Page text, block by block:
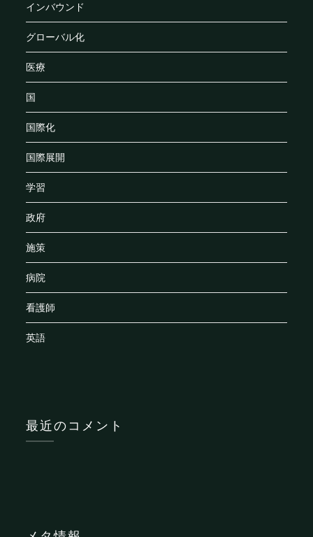
インバウンド
グローバル化
医療
国
国際化
国際展開
学習
政府
施策
病院
看護師
英語
最近のコメント